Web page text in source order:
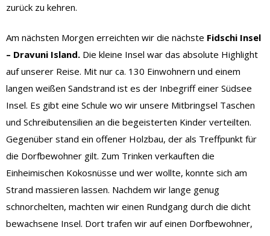
zurück zu kehren.
Am nächsten Morgen erreichten wir die nächste Fidschi Insel
– Dravuni Island. Die kleine Insel war das absolute Highlight
auf unserer Reise. Mit nur ca. 130 Einwohnern und einem
langen weißen Sandstrand ist es der Inbegriff einer Südsee
Insel. Es gibt eine Schule wo wir unsere Mitbringsel Taschen
und Schreibutensilien an die begeisterten Kinder verteilten.
Gegenüber stand ein offener Holzbau, der als Treffpunkt für
die Dorfbewohner gilt. Zum Trinken verkauften die
Einheimischen Kokosnüsse und wer wollte, konnte sich am
Strand massieren lassen. Nachdem wir lange genug
schnorchelten, machten wir einen Rundgang durch die dicht
bewachsene Insel. Dort trafen wir auf einen Dorfbewohner,